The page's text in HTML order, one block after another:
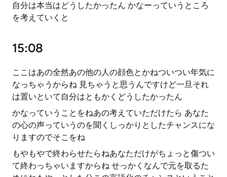
自分は本当はどうしたかったん かなーっていうところ
を考えていくと
15:08
ここはあの全然あの他の人の顔色とかねついつい年気に
なっちゃうからね 見ちゃうと思うんですけど一旦それ
は置いといて自分はともかくどうしたかったん
かなっていうことをねあの考えていただけたら あなた
の心の声っていうのを聞くしっかりとしたチャンスにな
りますのでそこをね
もやもやで終わらせたらねあなただけがちょっと傷つい
て終わっちゃいますからね せっかくなんで元を取るた